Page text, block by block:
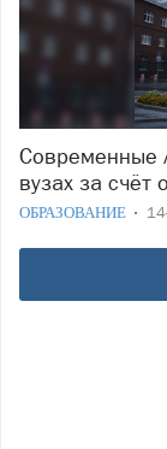
Современные лаборатории появятся в ведущих
вузах за счёт
ОБРАЗОВАНИЕ